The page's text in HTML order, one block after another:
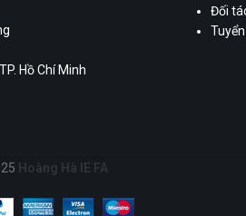
Hồ Chí Minh
Đối
Hoàng Hà IE FA